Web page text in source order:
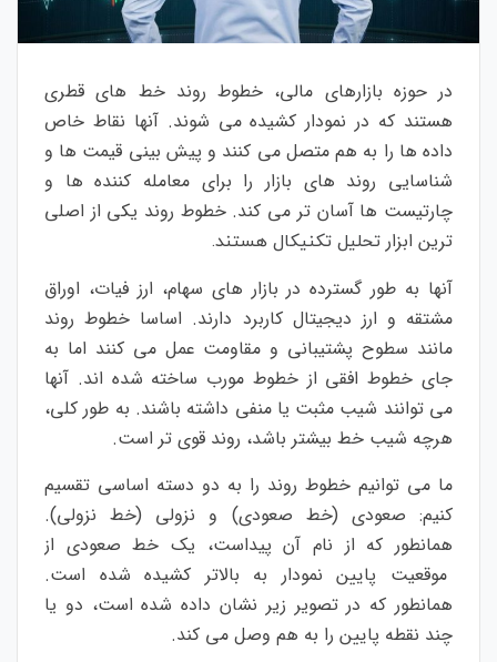
در حوزه بازارهای مالی، خطوط روند خط های قطری
هستند که در نمودار کشیده می شوند. آنها نقاط خاص
داده ها را به هم متصل می کنند و پیش بینی قیمت ها و
شناسایی روند های بازار را برای معامله کننده ها و
چارتیست ها آسان تر می کند. خطوط روند یکی از اصلی
ترین ابزار تحلیل تکنیکال هستند.
آنها به طور گسترده در بازار های سهام، ارز فیات، اوراق
مشتقه و ارز دیجیتال کاربرد دارند. اساسا خطوط روند
مانند سطوح پشتیبانی و مقاومت عمل می کنند اما به
جای خطوط افقی از خطوط مورب ساخته شده اند. آنها
می توانند شیب مثبت یا منفی داشته باشند. به طور کلی،
هرچه شیب خط بیشتر باشد، روند قوی تر است.
ما می توانیم خطوط روند را به دو دسته اساسی تقسیم
کنیم: صعودی (خط صعودی) و نزولی (خط نزولی).
همانطور که از نام آن پیداست، یک خط صعودی از
موقعیت پایین نمودار به بالاتر کشیده شده است.
همانطور که در تصویر زیر نشان داده شده است، دو یا
چند نقطه پایین را به هم وصل می کند.